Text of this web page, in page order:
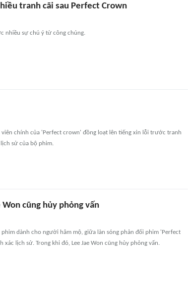
tranh cãi sau Perfect Crown
nhiều sự chú ý từ công chúng.
viên chính của 'Perfect crown' đồng loạt lên tiếng xin lỗi trước tranh
sử của bộ phim.
Won cũng hủy phỏng vấn
dành cho người hâm mộ, giữa làn sóng phản đối phim 'Perfect
lịch sử. Trong khi đó, Lee Jae Won cũng hủy phỏng vấn.